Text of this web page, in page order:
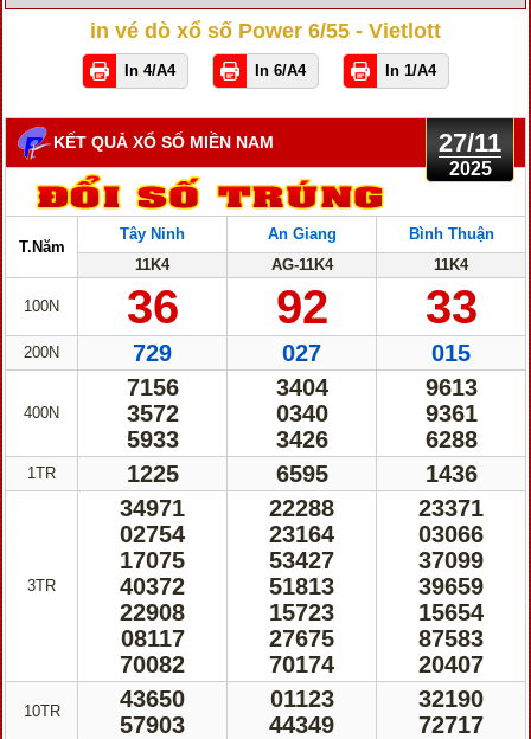
in vé dò xổ số Power 6/55 - Vietlott
In 4/A4 In 6/A4 In 1/A4
KẾT QUẢ XỔ SỐ MIỀN NAM 27/11
2025
T.Năm
100N
200N
400N
1TR
3TR
10TR
Tây Ninh
11K4
36
729
7156
3572
5933
1225
34971
02754
17075
40372
22908
08117
70082
43650
57903
An Giang
AG-11K4
92
027
3404
0340
3426
6595
22288
23164
53427
51813
15723
27675
70174
01123
44349
Bình Thuận
11K4
33
015
9613
9361
6288
1436
23371
03066
37099
39659
15654
87583
20407
32190
72717